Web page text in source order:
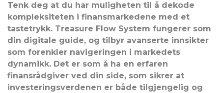
Tenk deg at du har muligheten til å dekode
kompleksiteten i finansmarkedene med et
tastetrykk. Treasure Flow System fungerer som
din digitale guide, og tilbyr avanserte innsikter
som forenkler navigeringen i markedets
dynamikk. Det er som å ha en erfaren
finansrådgiver ved din side, som sikrer at
investeringsverdenen er både tilgjengelig og